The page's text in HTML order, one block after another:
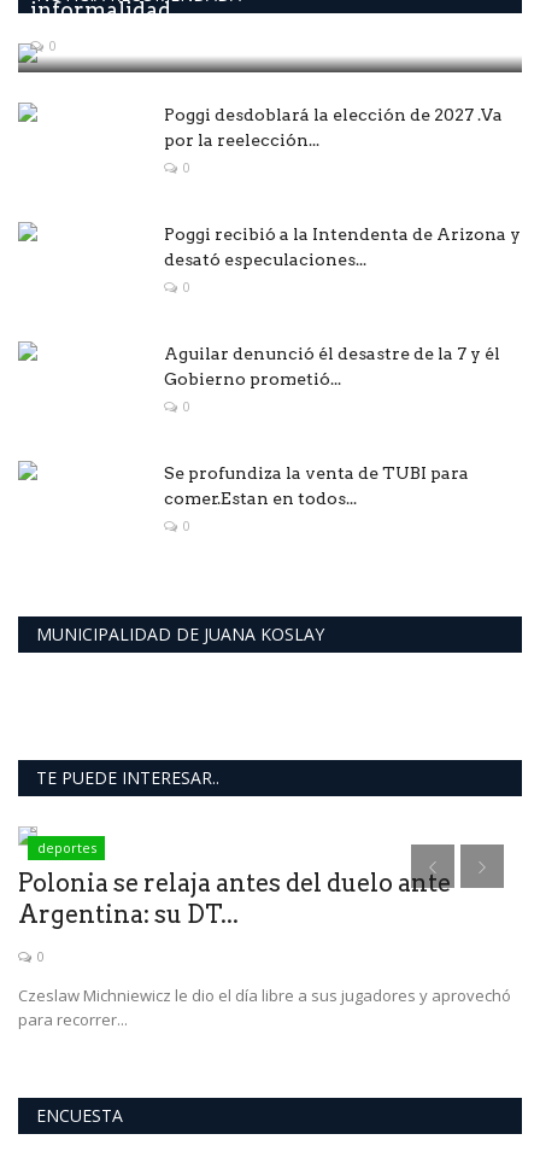
informalidad...
0
Poggi desdoblará la elección de 2027 .Va
por la reelección...
0
Poggi recibió a la Intendenta de Arizona y
desató especulaciones...
0
Aguilar denunció él desastre de la 7 y él
Gobierno prometió...
0
Se profundiza la venta de TUBI para
comer.Estan en todos...
0
MUNICIPALIDAD DE JUANA KOSLAY
TE PUEDE INTERESAR..
deportes
Polonia se relaja antes del duelo ante
Argentina: su DT...
0
Czeslaw Michniewicz le dio el día libre a sus jugadores y aprovechó
para recorrer...
ENCUESTA